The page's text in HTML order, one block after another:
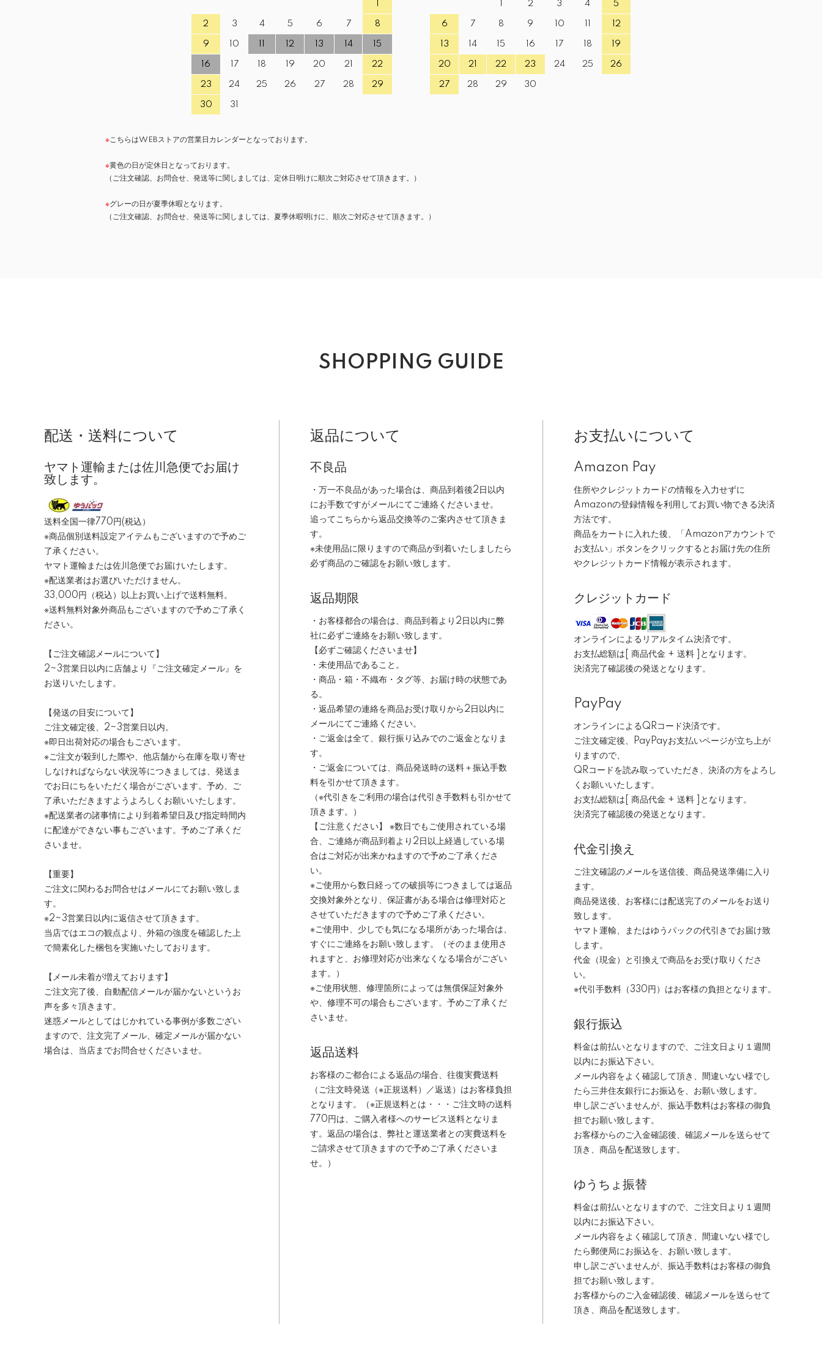
2 3 4 5 6 7 8
9 10 12 13 14 15
16 17 18 19 20 21 22
23 24 25 26 27 28 29
30 31
2 3 4 5
6 7 8 9 10 12
13 14 15 16 17 18 19
20 21 22 23 24 25 26
27 28 29 30
※こちらはWEBストアの営業日カレンダーとなっております。
※黄色の日が定休日となっております。
（ご注文確認、お問合せ、発送等に関しましては、定休日明けに順次ご対応させて頂きます。）
※グレーの日が夏季休暇となります。
（ご注文確認、お問合せ、発送等に関しましては、夏季休暇明けに、順次ご対応させて頂きます。）
SHOPPING GUIDE
配送・送料について
ヤマト運輸または佐川急便でお届け
致します。
送料全国一律770円(税込）
※商品個別送料設定アイテムもございますので予めご
了承ください。
ヤマト運輸または佐川急便でお届けいたします。
※配送業者はお選びいただけません。
33,000円（税込）以上お買い上げで送料無料。
※送料無料対象外商品もございますので予めご了承く
ださい。
【ご注文確認メールについて】
2~3営業日以内に店舗より『ご注文確定メール』を
お送りいたします。
【発送の目安について】
ご注文確定後、2~3営業日以内。
※即日出荷対応の場合もございます。
※ご注文が殺到した際や、他店舗から在庫を取り寄せ
しなければならない状況等につきましては、発送ま
でお日にちをいただく場合がございます。予め、ご
了承いただきますようよろしくお願いいたします。
※配送業者の諸事情により到着希望日及び指定時間内
に配達ができない事もございます。予めご了承くだ
さいませ。
【重要】
ご注文に関わるお問合せはメールにてお願い致しま
す。
※2~3営業日以内に返信させて頂きます。
当店ではエコの観点より、外箱の強度を確認した上
で簡素化した梱包を実施いたしております。
【メール未着が増えております】
ご注文完了後、自動配信メールが届かないというお
声を多々頂きます。
迷惑メールとしてはじかれている事例が多数ござい
ますので、注文完了メール、確定メールが届かない
場合は、当店までお問合せくださいませ。
返品について
不良品
・万一不良品があった場合は、商品到着後2日以内
にお手数ですがメールにてご連絡くださいませ。
追ってこちらから返品交換等のご案内させて頂きま
す。
※未使用品に限りますので商品が到着いたしましたら
必ず商品のご確認をお願い致します。
返品期限
・お客様都合の場合は、商品到着より2日以内に弊
社に必ずご連絡をお願い致します。
【必ずご確認くださいませ】
・未使用品であること。
・商品・箱・不織布・タグ等、お届け時の状態であ
る。
・返品希望の連絡を商品お受け取りから2日以内に
メールにてご連絡ください。
・ご返金は全て、銀行振り込みでのご返金となりま
す。
・ご返金については、商品発送時の送料＋振込手数
料を引かせて頂きます。
（※代引きをご利用の場合は代引き手数料も引かせて
頂きます。）
【ご注意ください】 ※数日でもご使用されている場
合、ご連絡が商品到着より2日以上経過している場
合はご対応が出来かねますので予めご了承くださ
い。
※ご使用から数日経っての破損等につきましては返品
交換対象外となり、保証書がある場合は修理対応と
させていただきますので予めご了承ください。
※ご使用中、少しでも気になる場所があった場合は、
すぐにご連絡をお願い致します。（そのまま使用さ
れますと、お修理対応が出来なくなる場合がござい
ます。）
※ご使用状態、修理箇所によっては無償保証対象外
や、修理不可の場合もございます。予めご了承くだ
さいませ。
返品送料
お客様のご都合による返品の場合、往復実費送料
（ご注文時発送（※正規送料）／返送）はお客様負担
となります。（※正規送料とは・・・ご注文時の送料
770円は、ご購入者様へのサービス送料となりま
す。返品の場合は、弊社と運送業者との実費送料を
ご請求させて頂きますので予めご了承くださいま
せ。）
お支払いについて
Amazon Pay
住所やクレジットカードの情報を入力せずに
Amazonの登録情報を利用してお買い物できる決済
方法です。
商品をカートに入れた後、「Amazonアカウントで
お支払い」ボタンをクリックするとお届け先の住所
やクレジットカード情報が表示されます。
クレジットカード
オンラインによるリアルタイム決済です。
お支払総額は[ 商品代金 + 送料 ]となります。
決済完了確認後の発送となります。
PayPay
オンラインによるQRコード決済です。
ご注文確定後、PayPayお支払いページが立ち上が
りますので、
QRコードを読み取っていただき、決済の方をよろし
くお願いいたします。
お支払総額は[ 商品代金 + 送料 ]となります。
決済完了確認後の発送となります。
代金引換え
ご注文確認のメールを送信後、商品発送準備に入り
ます。
商品発送後、お客様には配送完了のメールをお送り
致します。
ヤマト運輸、またはゆうパックの代引きでお届け致
します。
代金（現金）と引換えで商品をお受け取りくださ
い。
※代引手数料（330円）はお客様の負担となります。
銀行振込
料金は前払いとなりますので、ご注文日より１週間
以内にお振込下さい。
メール内容をよく確認して頂き、間違いない様でし
たら三井住友銀行にお振込を、お願い致します。
申し訳ございませんが、振込手数料はお客様の御負
担でお願い致します。
お客様からのご入金確認後、確認メールを送らせて
頂き、商品を配送致します。
ゆうちょ振替
料金は前払いとなりますので、ご注文日より１週間
以内にお振込下さい。
メール内容をよく確認して頂き、間違いない様でし
たら郵便局にお振込を、お願い致します。
申し訳ございませんが、振込手数料はお客様の御負
担でお願い致します。
お客様からのご入金確認後、確認メールを送らせて
頂き、商品を配送致します。